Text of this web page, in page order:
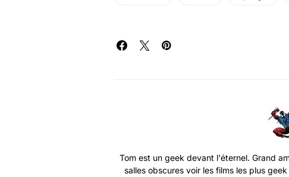
Tom est un geek devant l'éternel. Grand
salles obscures voir les films les plus